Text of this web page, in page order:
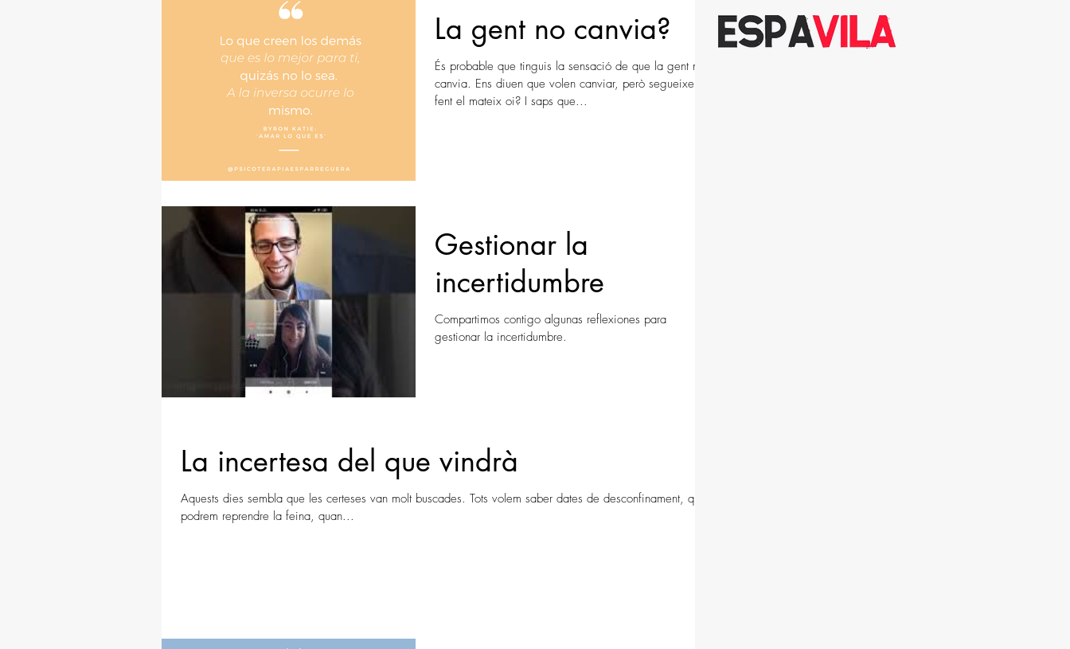
La gent no canvia?
És probable que tinguis la sensació de que la gent no
canvia. Ens diuen que volen canviar, però segueixen
fent el mateix oi? I saps que...
Gestionar la
incertidumbre
Compartimos contigo algunas reflexiones para
gestionar la incertidumbre.
La incertesa del que vindrà
Aquests dies sembla que les certeses van molt buscades. Tots volem saber dates de desconfinament, quan
podrem reprendre la feina, quan...